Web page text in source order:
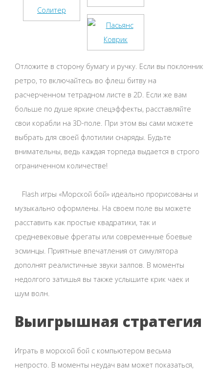
Отложите в сторону бумагу и ручку. Если вы поклонник
ретро, то включайтесь во флеш битву на
расчерченном тетрадном листе в 2D. Если же вам
больше по душе яркие спецэффекты, расставляйте
свои корабли на 3D-поле. При этом вы сами можете
выбрать для своей флотилии снаряды. Будьте
внимательны, ведь каждая торпеда выдается в строго
ограниченном количестве!
Flash игры «Морской бой» идеально прорисованы и
музыкально оформлены. На своем поле вы можете
расставить как простые квадратики, так и
средневековые фрегаты или современные боевые
эсминцы. Приятные впечатления от симулятора
дополнят реалистичные звуки залпов. В моменты
недолгого затишья вы также услышите крик чаек и
шум волн.
Выигрышная стратегия
Играть в морской бой с компьютером весьма
непросто. В моменты неудач вам может показаться,